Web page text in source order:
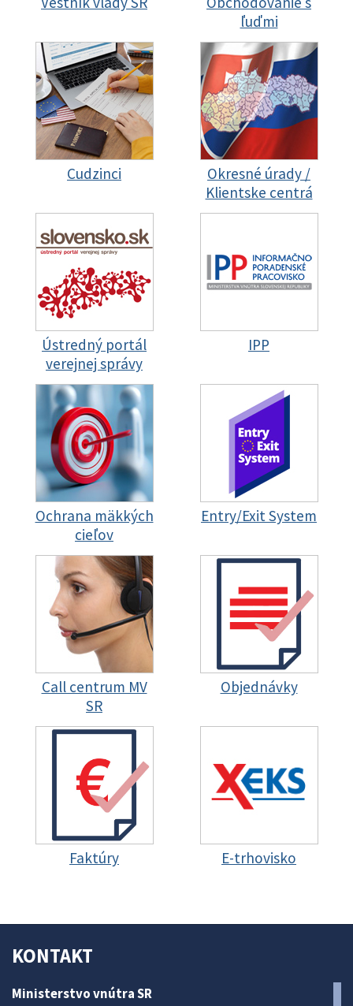
ľuďmi
Cudzinci
Okresné úrady /
Klientske centrá
Ústredný portál
verejnej správy
IPP
Ochrana mäkkých
cieľov
Entry/Exit System
Call centrum MV
SR
Objednávky
Faktúry E-trhovisko
KONTAKT
Ministerstvo vnútra SR